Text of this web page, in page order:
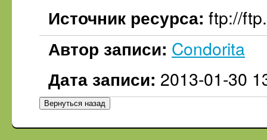
Источник ресурса: ftp://
Автор записи: Condorita
Дата записи: 2013-01-30
Вернуться назад